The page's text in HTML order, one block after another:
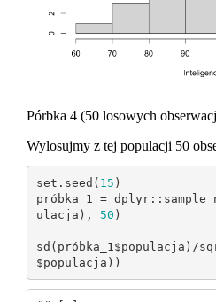
Pórbka 4 (50 losowych
Wylosujmy z tej populacji 50
set.seed( 15 )
próbka_1 =
ulacja), 50 )
sd(próbka_1$populacja)/
$populacja))